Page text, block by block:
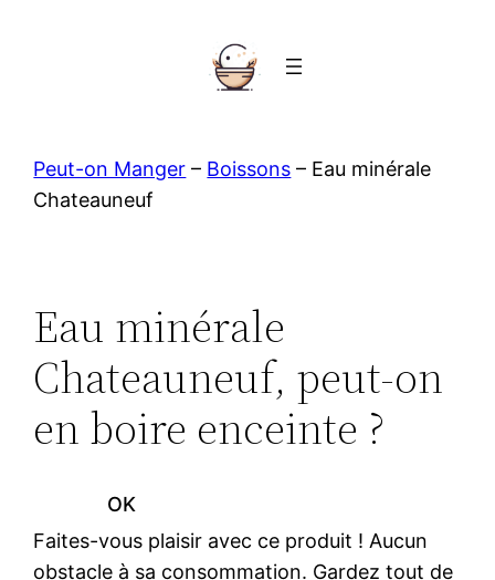
Peut-on Manger – Boissons – Eau minérale
Chateauneuf
Eau minérale
Chateauneuf, peut-on
en boire enceinte ?
OK
Faites-vous plaisir avec ce produit ! Aucun
obstacle à sa consommation. Gardez tout de